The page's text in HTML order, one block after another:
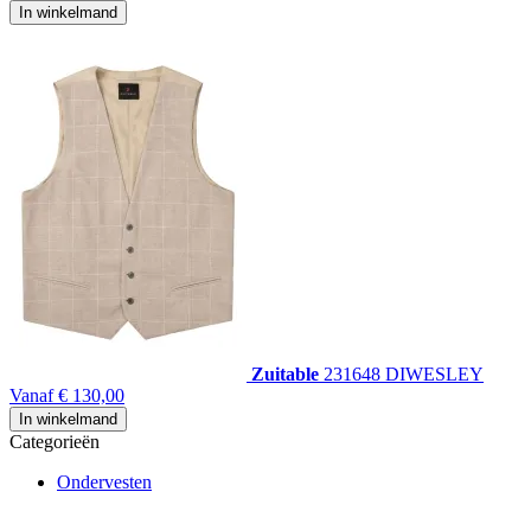
In winkelmand
Zuitable 231648 DIWESLEY
Vanaf € 130,00
In winkelmand
Categorieën
Ondervesten